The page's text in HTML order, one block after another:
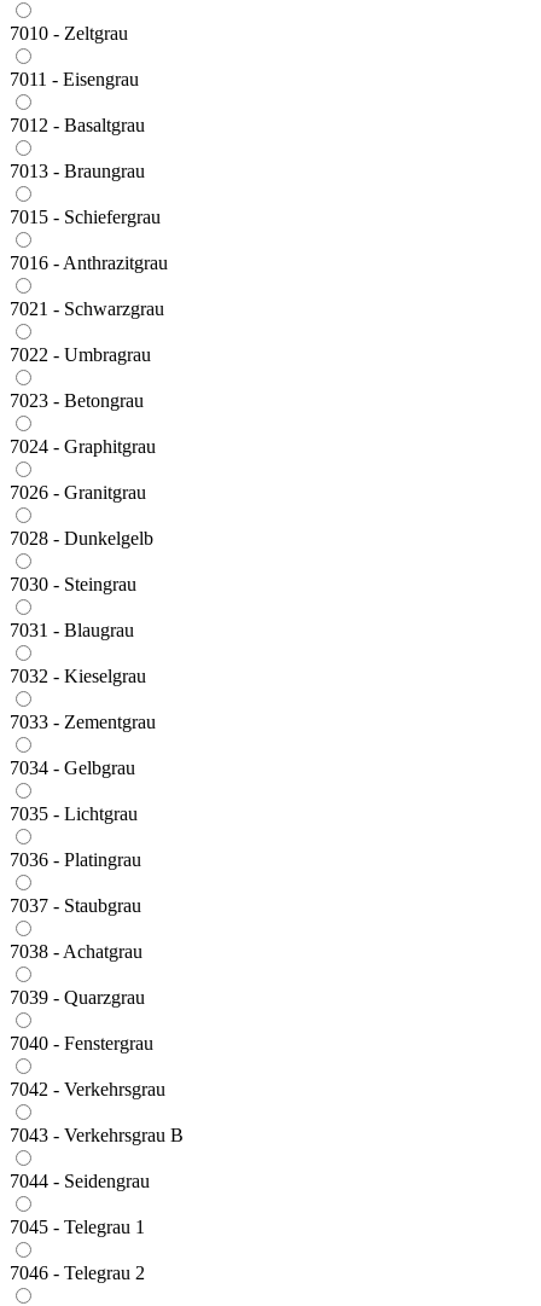
7010 - Zeltgrau
7011 - Eisengrau
7012 - Basaltgrau
7013 - Braungrau
7015 - Schiefergrau
7016 - Anthrazitgrau
7021 - Schwarzgrau
7022 - Umbragrau
7023 - Betongrau
7024 - Graphitgrau
7026 - Granitgrau
7028 - Dunkelgelb
7030 - Steingrau
7031 - Blaugrau
7032 - Kieselgrau
7033 - Zementgrau
7034 - Gelbgrau
7035 - Lichtgrau
7036 - Platingrau
7037 - Staubgrau
7038 - Achatgrau
7039 - Quarzgrau
7040 - Fenstergrau
7042 - Verkehrsgrau
7043 - Verkehrsgrau B
7044 - Seidengrau
7045 - Telegrau 1
7046 - Telegrau 2